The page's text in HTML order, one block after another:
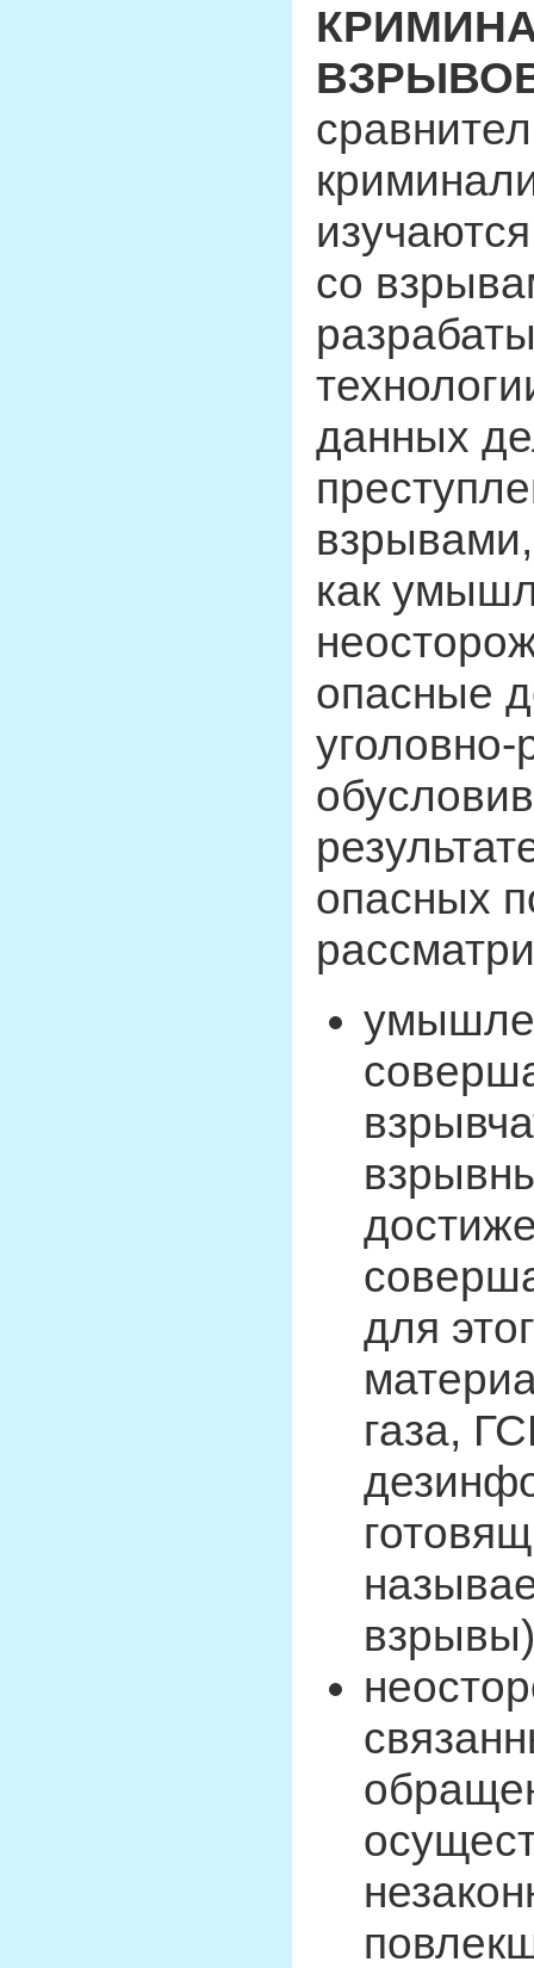
со
данных
как
опасные
опасных
для
газа,